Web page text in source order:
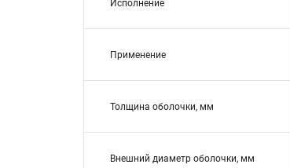
Исполнение
Применение
Толщина оболочки, мм
Внешний диаметр оболочки, мм